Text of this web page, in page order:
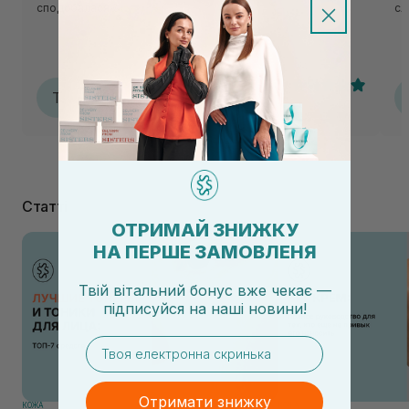
сподобалася🌸
Т Тетяна
06.07.2026, 16:51
Статті
КОЖА
ОТРИМАЙ ЗНИЖКУ
НА ПЕРШЕ ЗАМОВЛЕНЯ
Твій вітальний бонус вже чекає —
підписуйся на наші новини!
email
Отримати знижку